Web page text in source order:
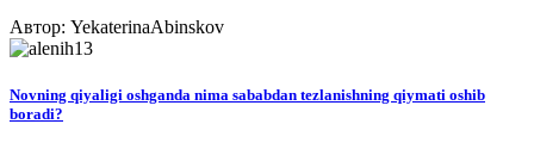
Автор: YekaterinaAbinskov
Novning qiyaligi oshganda nima sababdan tezlanishning qiymati oshib
boradi?​